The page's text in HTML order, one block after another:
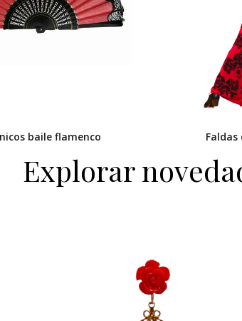
baile flamenco Faldas
Explorar